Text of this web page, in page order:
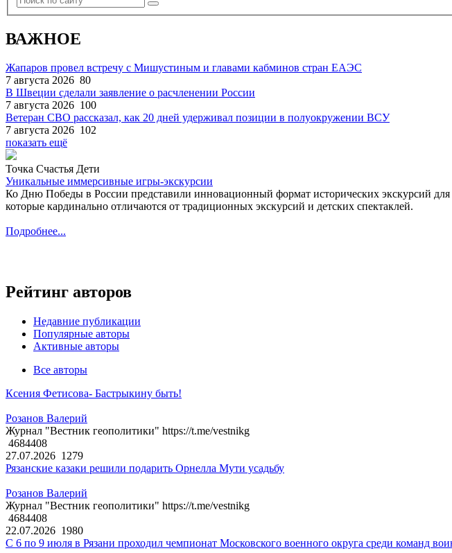
ВАЖНОЕ
Жапаров провел встречу с Мишустиным и главами кабминов стран ЕАЭС
7 августа 2026 80
В Швеции сделали заявление о расчленении России
7 августа 2026 100
Ветеран СВО рассказал, как 20 дней удерживал позиции в полуокружении ВСУ
7 августа 2026 102
показать ещё
Точка Счастья Дети
Уникальные иммерсивные игры-экскурсии
Ко Дню Победы в России представили инновационный формат исторических
которые кардинально отличаются от традиционных экскурсий и детских спектаклей.
Подробнее...
Рейтинг авторов
Недавние публикации
Популярные авторы
Активные авторы
Все авторы
Ксения Фетисова- Бастрыкину быть!
Розанов Валерий
Журнал "Вестник геополитики" https://t.me/vestnikg
4684408
27.07.2026 1279
Рязанские казаки решили подарить Орнелла Мути усадьбу
Розанов Валерий
Журнал "Вестник геополитики" https://t.me/vestnikg
4684408
22.07.2026 1980
С 6 по 9 июля в Рязани проходил чемпионат Московского военного округа среди команд